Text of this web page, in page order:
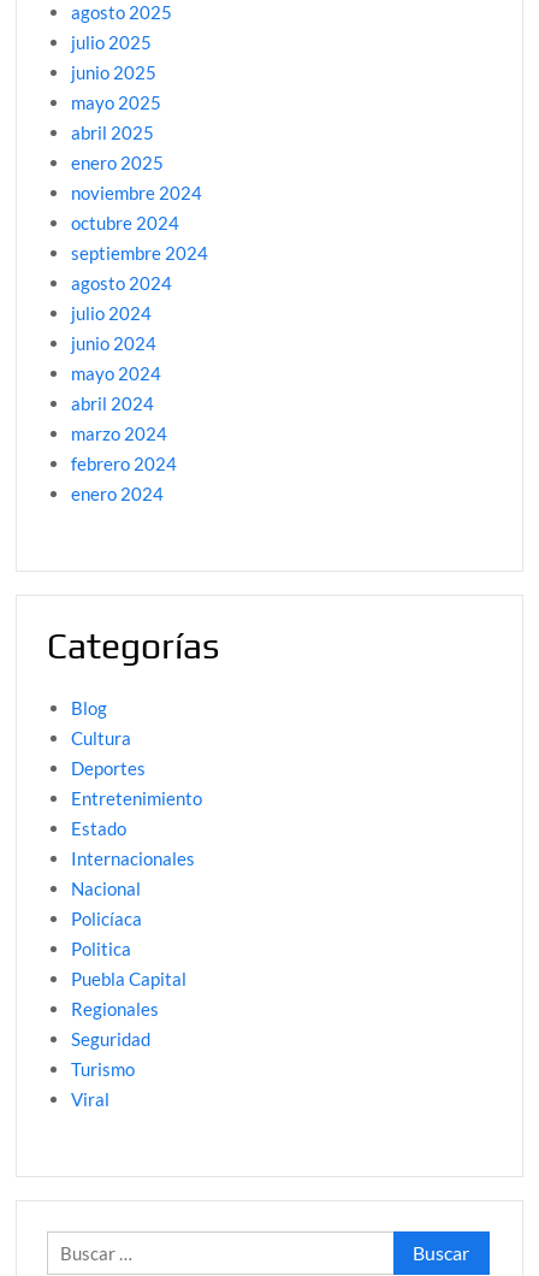
agosto 2025
julio 2025
junio 2025
mayo 2025
abril 2025
enero 2025
noviembre 2024
octubre 2024
septiembre 2024
agosto 2024
julio 2024
junio 2024
mayo 2024
abril 2024
marzo 2024
febrero 2024
enero 2024
Categorías
Blog
Cultura
Deportes
Entretenimiento
Estado
Internacionales
Nacional
Policíaca
Politica
Puebla Capital
Regionales
Seguridad
Turismo
Viral
Buscar: